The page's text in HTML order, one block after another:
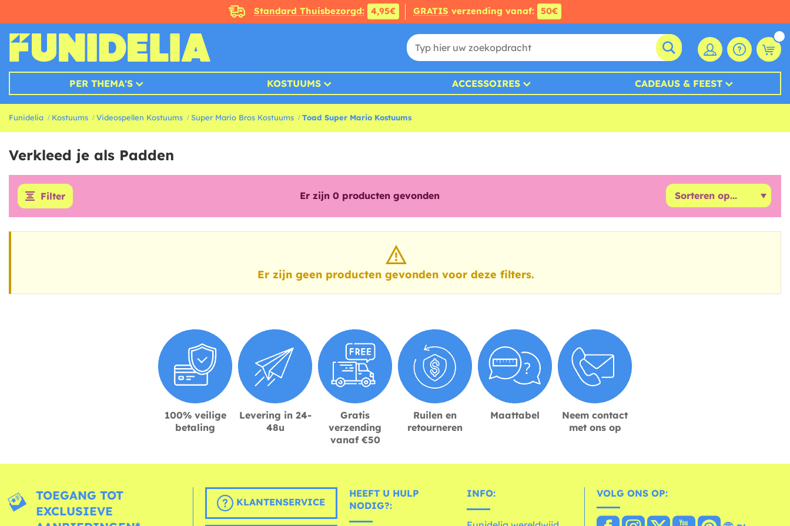
Standard Thuisbezorgd: 4,95€ GRATIS verzending vanaf: 50€
PER THEMA'S KOSTUUMS ACCESSOIRES CADEAUS & FEEST
Funidelia Kostuums Videospellen Kostuums Super Mario Bros Kostuums Toad Super Mario Kostuums
Verkleed je als Padden
Filter Er zijn 0 producten gevonden
Er zijn geen producten gevonden voor deze filters.
100% veilige
betaling
Levering in 24-
48u
Gratis
verzending
vanaf €50
Ruilen en
retourneren
Maattabel
Neem contact
met ons op
TOEGANG TOT
EXCLUSIEVE
KLANTENSERVICE
HEEFT U HULP
NODIG?:
INFO: VOLG ONS OP: